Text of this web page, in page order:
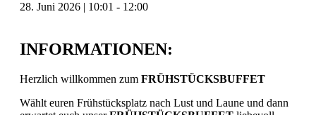
28. Juni 2026 | 10:01 - 12:00
INFORMATIONEN:
Herzlich willkommen zum FRÜHSTÜCKSBUFFET
Wählt euren Frühstücksplatz nach Lust und Laune und dann